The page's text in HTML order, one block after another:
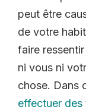
peut être
de votre
faire
ni vous ni
chose. Dans
effectuer des